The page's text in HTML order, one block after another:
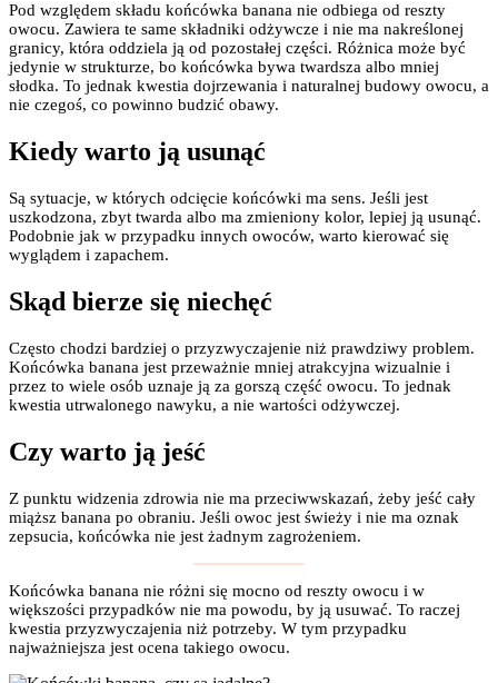
Pod względem składu końcówka banana nie odbiega od reszty
owocu. Zawiera te same składniki odżywcze i nie ma nakreślonej
granicy, która oddziela ją od pozostałej części. Różnica może być
jedynie w strukturze, bo końcówka bywa twardsza albo mniej
słodka. To jednak kwestia dojrzewania i naturalnej budowy owocu, a
nie czegoś, co powinno budzić obawy.
Kiedy warto ją usunąć
Są sytuacje, w których odcięcie końcówki ma sens. Jeśli jest
uszkodzona, zbyt twarda albo ma zmieniony kolor, lepiej ją usunąć.
Podobnie jak w przypadku innych owoców, warto kierować się
wyglądem i zapachem.
Skąd bierze się niechęć
Często chodzi bardziej o przyzwyczajenie niż prawdziwy problem.
Końcówka banana jest przeważnie mniej atrakcyjna wizualnie i
przez to wiele osób uznaje ją za gorszą część owocu. To jednak
kwestia utrwalonego nawyku, a nie wartości odżywczej.
Czy warto ją jeść
Z punktu widzenia zdrowia nie ma przeciwwskazań, żeby jeść cały
miąższ banana po obraniu. Jeśli owoc jest świeży i nie ma oznak
zepsucia, końcówka nie jest żadnym zagrożeniem.
Końcówka banana nie różni się mocno od reszty owocu i w
większości przypadków nie ma powodu, by ją usuwać. To raczej
kwestia przyzwyczajenia niż potrzeby. W tym przypadku
najważniejsza jest ocena takiego owocu.